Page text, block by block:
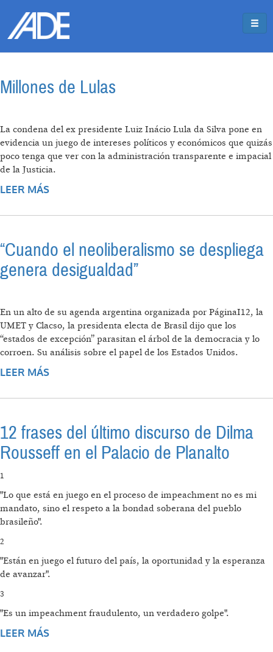
Millones de Lulas
La condena del ex presidente Luiz Inácio Lula da Silva pone en
evidencia un juego de intereses políticos y económicos que quizás
poco tenga que ver con la administración transparente e impacial
de la Justicia.
LEER MÁS
“Cuando el neoliberalismo se despliega
genera desigualdad”
En un alto de su agenda argentina organizada por PáginaI12, la
UMET y Clacso, la presidenta electa de Brasil dijo que los
“estados de excepción” parasitan el árbol de la democracia y lo
corroen. Su análisis sobre el papel de los Estados Unidos.
LEER MÁS
12 frases del último discurso de Dilma
Rousseff en el Palacio de Planalto
1
"Lo que está en juego en el proceso de impeachment no es mi
mandato, sino el respeto a la bondad soberana del pueblo
brasileño".
2
"Están en juego el futuro del país, la oportunidad y la esperanza
de avanzar".
3
"Es un impeachment fraudulento, un verdadero golpe".
LEER MÁS